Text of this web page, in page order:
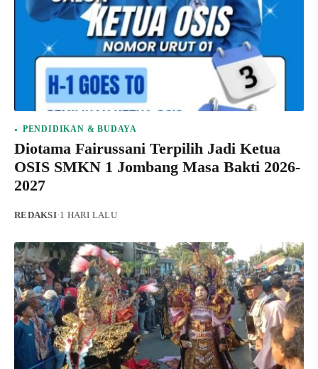
PENDIDIKAN & BUDAYA
Diotama Fairussani Terpilih Jadi Ketua
OSIS SMKN 1 Jombang Masa Bakti 2026-
2027
REDAKSI·1 HARI LALU